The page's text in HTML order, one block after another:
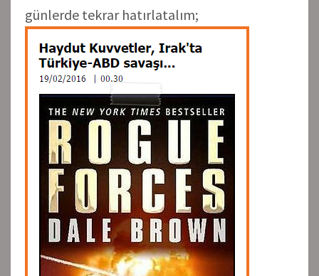
günlerde tekrar hatırlatalım;